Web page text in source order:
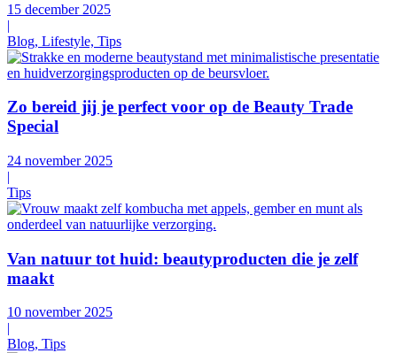
15 december 2025
|
Blog, Lifestyle, Tips
Zo bereid jij je perfect voor op de Beauty Trade
Special
24 november 2025
|
Tips
Van natuur tot huid: beautyproducten die je zelf
maakt
10 november 2025
|
Blog, Tips